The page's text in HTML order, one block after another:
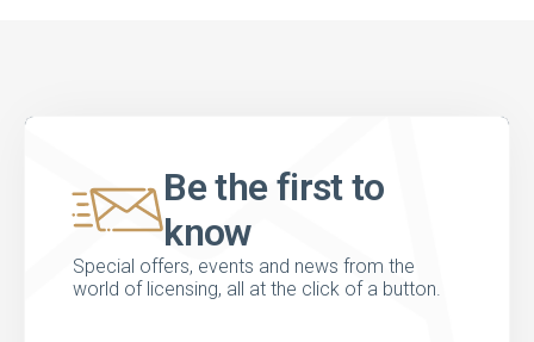
Be the first to
know
Special offers, events and news from the
world of licensing, all at the click of a button.